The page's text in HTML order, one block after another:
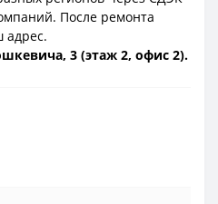
После ремонта
адрес.
3 (этаж 2, офис 2).